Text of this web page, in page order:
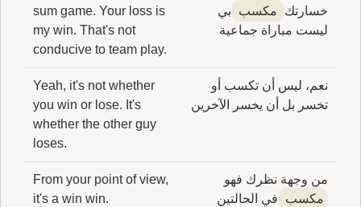
خسارتك
مكسب
بي
ليست مباراة جماعية
sum game. Your loss is
my win. That's not
conducive to team play.
نعم، ليس أن تكسب أو
تخسر بل أن يخسر الآخرين
Yeah, it's not whether
you win or lose. It's
whether the other guy
loses.
من وجهة نظرك فهو
مكسب
في الحالتين
From your point of view,
it's a win win.